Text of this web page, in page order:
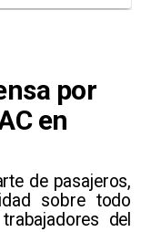
por
en
de pasajeros,
sobre todo
del